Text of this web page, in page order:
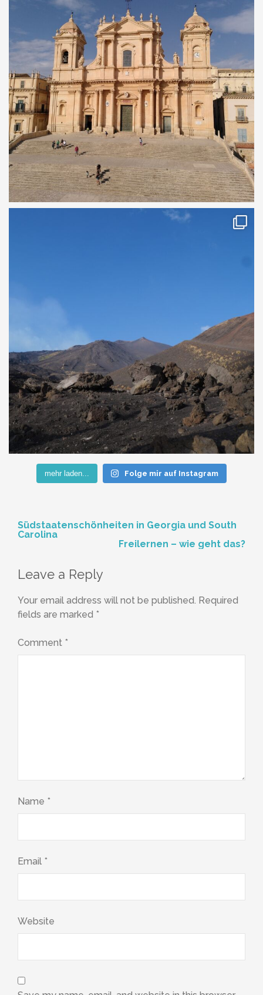
mehr laden... Folge mir auf Instagram
Post
navigation
Südstaatenschönheiten in Georgia und South
Carolina
Freilernen – wie geht das?
Leave a Reply
Your email address will not be published. Required
fields are marked *
Comment *
Name *
Email *
Website